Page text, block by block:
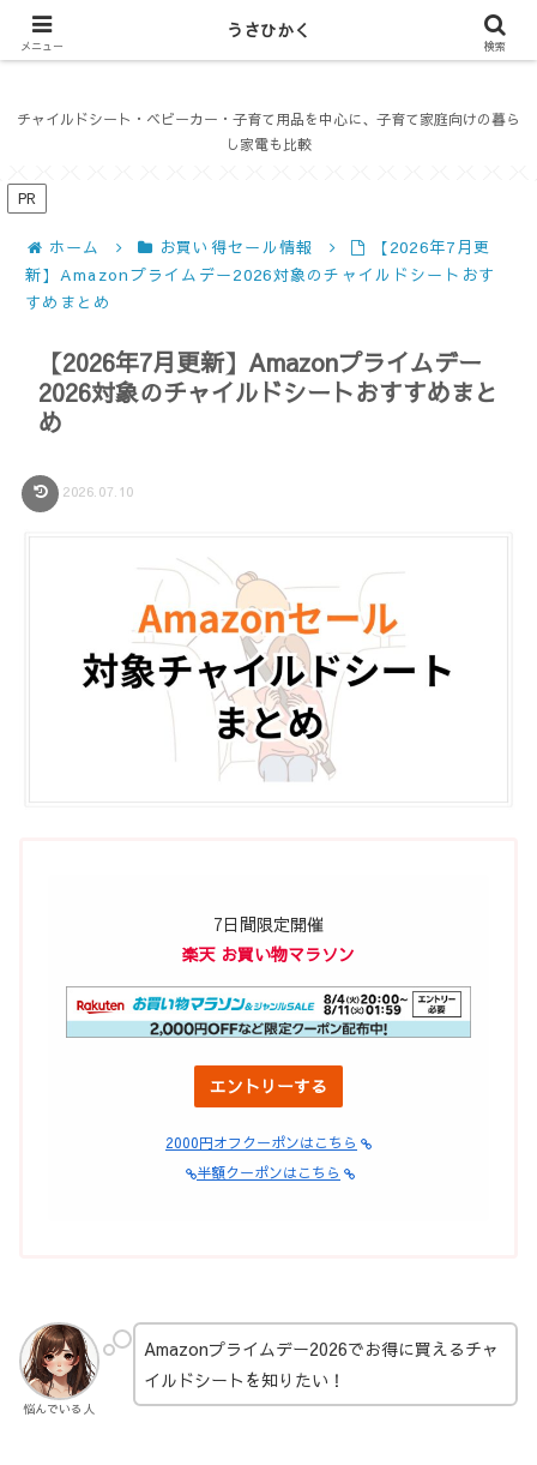
うさひかく
チャイルドシート・ベビーカー・子育て用品を中心に、子育て家庭向けの暮ら
し家電も比較
PR
ホーム お買い得セール情報
【2026年7月更
新】Amazonプライムデー2026対象のチャイルドシートおす
すめまとめ
【2026年7月更新】Amazonプライムデー
2026対象のチャイルドシートおすすめまと
め
2026.07.10
7日間限定開催
楽天 お買い物マラソン
エントリーする
2000円オフクーポンはこちら
半額クーポンはこちら
悩んでいる人
Amazonプライムデー2026でお得に買えるチャ
イルドシートを知りたい！
メニュー
うさひかく
検索